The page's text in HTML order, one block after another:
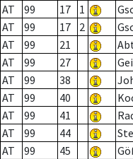
AT
99 17 1
AT
99 17 2
AT
99 21
AT
99 27
AT
99 38
AT
99 40
AT
99 41
AT
99 44
AT
99 45